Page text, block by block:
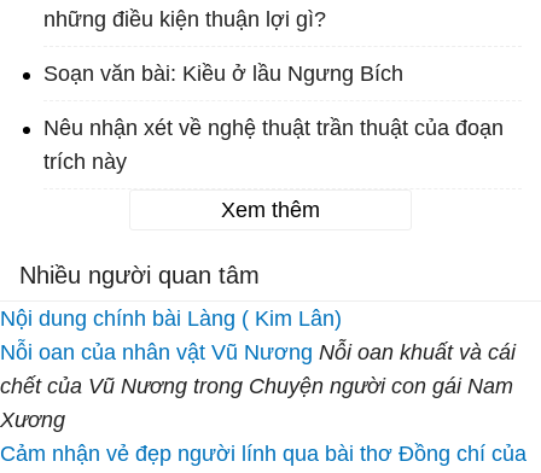
những điều kiện thuận lợi gì?
Soạn văn bài: Kiều ở lầu Ngưng Bích
Nêu nhận xét về nghệ thuật trần thuật của đoạn
trích này
Xem thêm
Nhiều người quan tâm
Nội dung chính bài Làng ( Kim Lân)
Nỗi oan của nhân vật Vũ Nương Nỗi oan khuất và cái
chết của Vũ Nương trong Chuyện người con gái Nam
Xương
Cảm nhận vẻ đẹp người lính qua bài thơ Đồng chí của